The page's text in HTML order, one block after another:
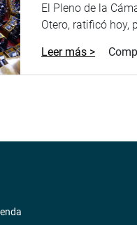
El Pleno de la
Otero, ratificó hoy,
Leer más >